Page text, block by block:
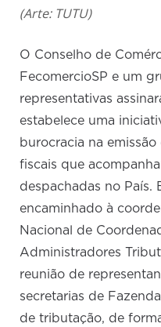
(Arte: TUTU)
O Conselho de
FecomercioSP e um
representativas
estabelece uma
burocracia na
fiscais que
despachadas no País.
encaminhado à
Nacional de
Administradores
reunião de
secretarias de
de tributação, de